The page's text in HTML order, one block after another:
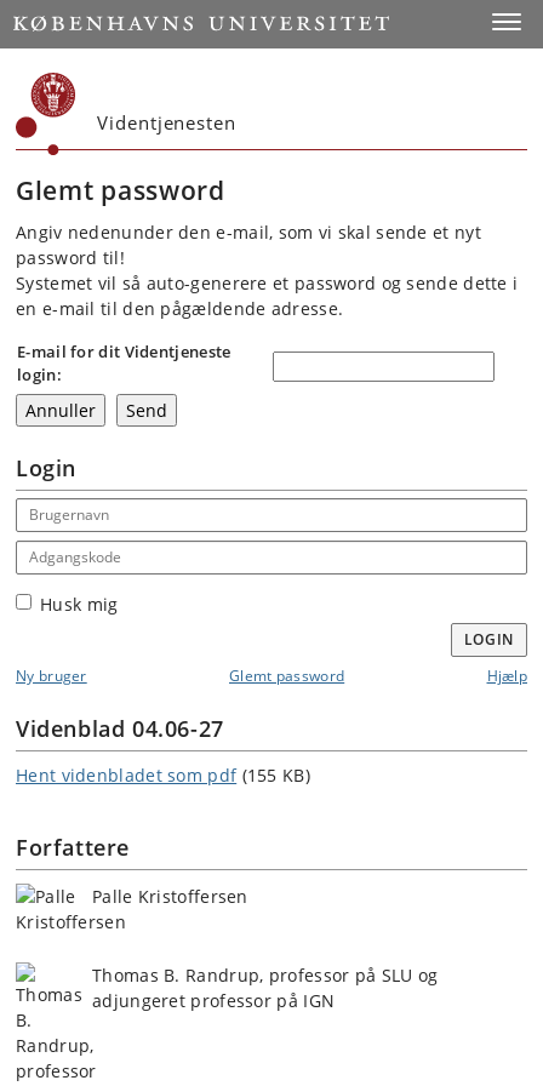
Start
Videntjenesten
Glemt password
Angiv nedenunder den e-mail, som vi skal sende et nyt
password til!
Systemet vil så auto-generere et password og sende dette i
en e-mail til den pågældende adresse.
E-mail for dit Videntjeneste
login:
Login
Email address
Adgangskode
Husk mig
LOGIN
Ny bruger
Glemt password Hjælp
Videnblad 04.06-27
Hent videnbladet som pdf (155 KB)
Forfattere
Palle Kristoffersen
Thomas B. Randrup, professor på SLU og
adjungeret professor på IGN